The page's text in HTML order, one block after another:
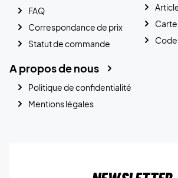
FAQ
Correspondance de prix
Statut de commande
A propos de nous
Politique de confidentialité
Mentions légales